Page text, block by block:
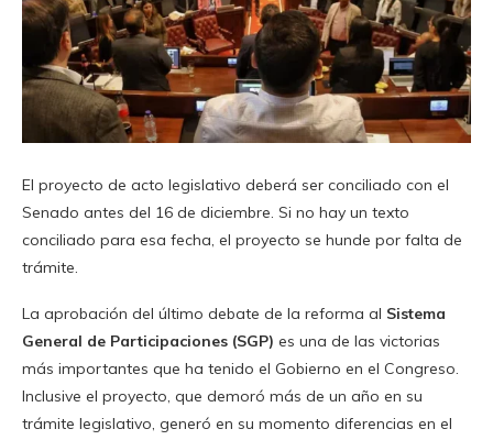
El proyecto de acto legislativo deberá ser conciliado con el
Senado antes del 16 de diciembre. Si no hay un texto
conciliado para esa fecha, el proyecto se hunde por falta de
trámite.
La aprobación del último debate de la reforma al Sistema
General de Participaciones (SGP) es una de las victorias
más importantes que ha tenido el Gobierno en el Congreso.
Inclusive el proyecto, que demoró más de un año en su
trámite legislativo, generó en su momento diferencias en el